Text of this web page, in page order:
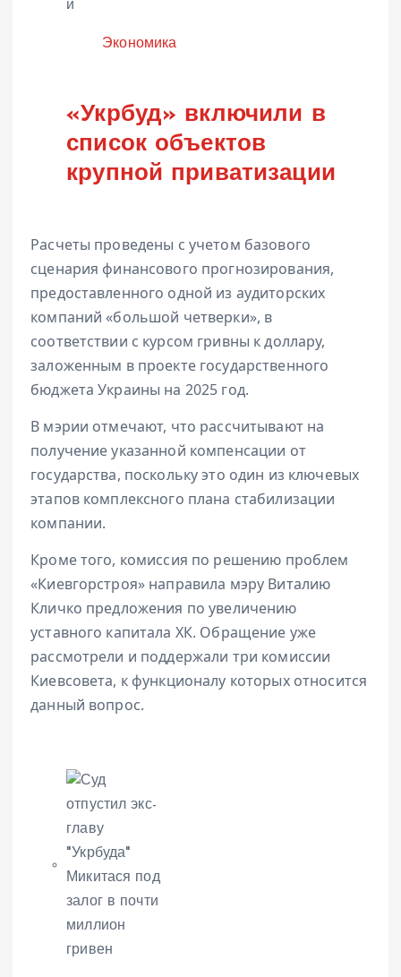
КатегорияЭкономика
«Укрбуд» включили в
список объектов
крупной приватизации
Расчеты проведены с учетом базового
сценария финансового прогнозирования,
предоставленного одной из аудиторских
компаний «большой четверки», в
соответствии с курсом гривны к доллару,
заложенным в проекте государственного
бюджета Украины на 2025 год.
В мэрии отмечают, что рассчитывают на
получение указанной компенсации от
государства, поскольку это один из ключевых
этапов комплексного плана стабилизации
компании.
Кроме того, комиссия по решению проблем
«Киевгорстроя» направила мэру Виталию
Кличко предложения по увеличению
уставного капитала ХК. Обращение уже
рассмотрели и поддержали три комиссии
Киевсовета, к функционалу которых относится
данный вопрос.